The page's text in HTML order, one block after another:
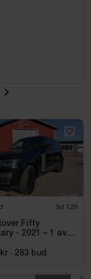
3d 12h
Fifty
- 2021 – 1 av
· 283 bud